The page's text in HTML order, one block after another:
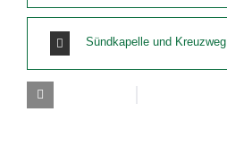
Sündkapelle und Kreuzweg